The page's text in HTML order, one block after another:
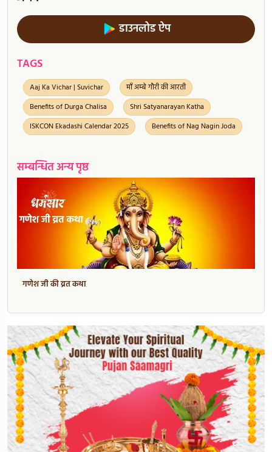
डाउनलोड ऐप
TAGS
Aaj Ka Vichar | Suvichar
माँ अम्बे गौरी की आरती
Benefits of Durga Chalisa
Shri Satyanarayan Katha
ISKCON Ekadashi Calendar 2025
Benefits of Nag Nagin Joda
सम्बन्धित अन्य पृष्ठ
गणेश जी की व्रत कथा